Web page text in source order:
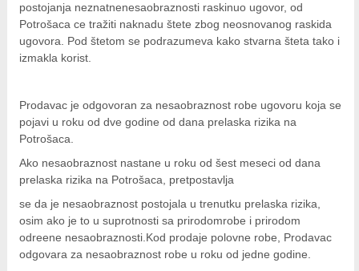
postojanja neznatnenesaobraznosti raskinuo ugovor, od
Potrošaca ce tražiti naknadu štete zbog neosnovanog raskida
ugovora. Pod štetom se podrazumeva kako stvarna šteta tako i
izmakla korist.
Prodavac je odgovoran za nesaobraznost robe ugovoru koja se
pojavi u roku od dve godine od dana prelaska rizika na
Potrošaca.
Ako nesaobraznost nastane u roku od šest meseci od dana
prelaska rizika na Potrošaca, pretpostavlja
se da je nesaobraznost postojala u trenutku prelaska rizika,
osim ako je to u suprotnosti sa prirodomrobe i prirodom
odreene nesaobraznosti.Kod prodaje polovne robe, Prodavac
odgovara za nesaobraznost robe u roku od jedne godine.